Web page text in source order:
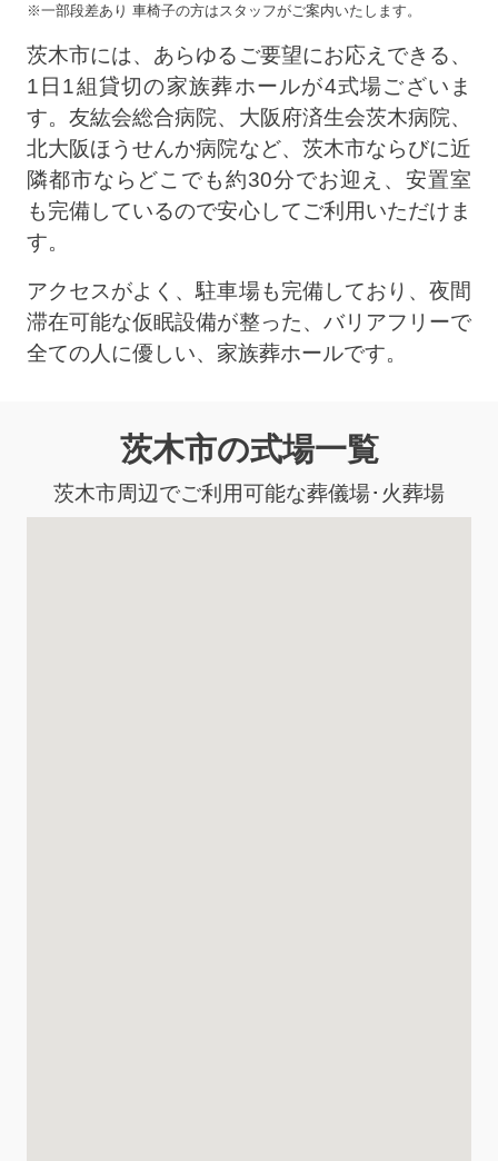
※一部段差あり 車椅子の方はスタッフがご案内いたします。
茨木市には、あらゆるご要望にお応えできる、
1日1組貸切の家族葬ホールが4式場ございま
す。友紘会総合病院、大阪府済生会茨木病院、
北大阪ほうせんか病院など、茨木市ならびに近
隣都市ならどこでも約30分でお迎え、安置室
も完備しているので安心してご利用いただけま
す。
アクセスがよく、駐車場も完備しており、夜間
滞在可能な仮眠設備が整った、バリアフリーで
全ての人に優しい、家族葬ホールです。
茨木市の式場一覧
茨木市周辺でご利用可能な葬儀場･火葬場